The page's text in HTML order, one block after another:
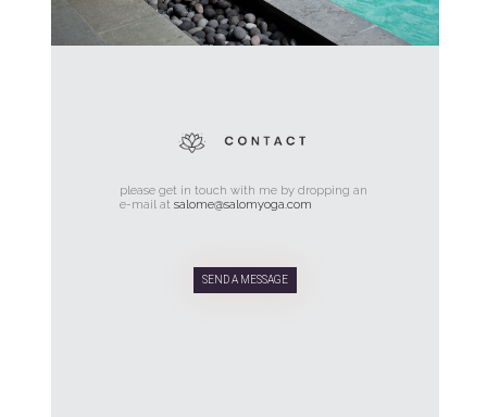
please get in touch with me by dropping an
e-mail at salome@salomyoga.com
SEND A MESSAGE